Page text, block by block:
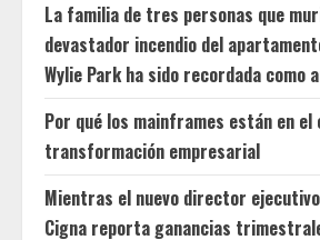
La familia de tres personas que
devastador incendio del
Wylie Park ha sido recordada como
Por qué los mainframes están en
transformación empresarial
Mientras el nuevo director
Cigna reporta ganancias